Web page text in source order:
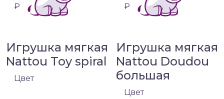
₽
₽
Игрушка мягкая
Nattou Toy spiral
Цвет
Игрушка мягкая
Nattou Doudou
большая
Цвет